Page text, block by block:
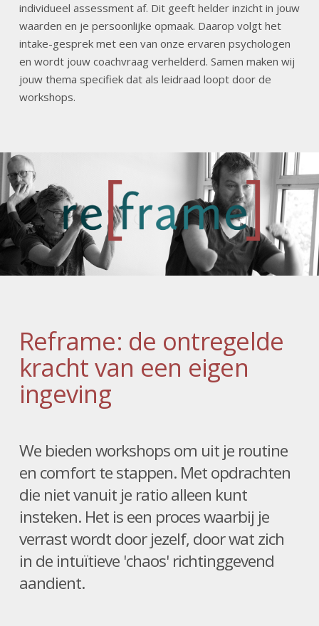
individueel assessment af. Dit geeft helder inzicht in jouw
waarden en je persoonlijke opmaak. Daarop volgt het
intake-gesprek met een van onze ervaren psychologen
en wordt jouw coachvraag verhelderd. Samen maken wij
jouw thema specifiek dat als leidraad loopt door de
workshops.
Reframe: de ontregelde
kracht van een eigen
ingeving
We bieden workshops om uit je routine
en comfort te stappen. Met opdrachten
die niet vanuit je ratio alleen kunt
insteken. Het is een proces waarbij je
verrast wordt door jezelf, door wat zich
in de intuïtieve 'chaos' richtinggevend
aandient.